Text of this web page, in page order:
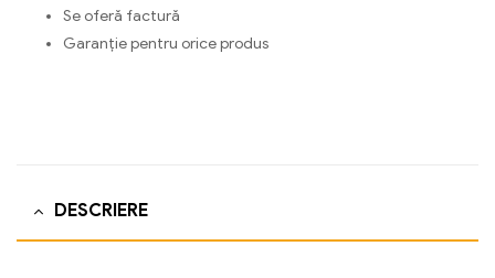
Se oferă factură
Garanție pentru orice produs
DESCRIERE